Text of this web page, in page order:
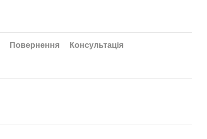
Повернення Консультація